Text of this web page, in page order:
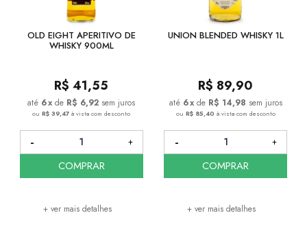
OLD EIGHT APERITIVO DE
WHISKY 900ML
R$ 41,55
6x de R$ 6,92 sem juros
ouR$ 39,47à vista com desconto
+ ver mais detalhes
COMPRAR
UNION BLENDED WHISKY 1L
R$ 89,90
6x de R$ 14,98 sem juros
ou R$ 85,40 à vista com desconto
+ ver mais detalhes
COMPRAR